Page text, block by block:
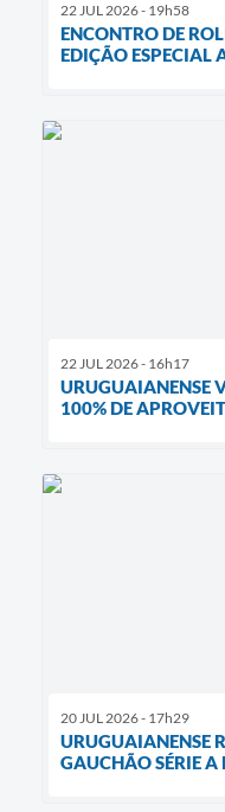
22 JUL 2026 - 19h58
ENCONTRO DE
EDIÇÃO ESPECIAL
22 JUL 2026 - 16h17
URUGUAIANENSE
100% DE
20 JUL 2026 - 17h29
URUGUAIANENSE
GAUCHÃO SÉRIE A